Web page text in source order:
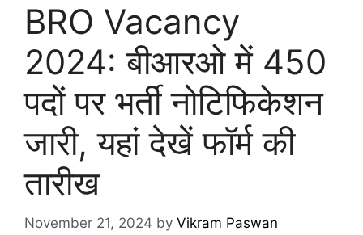
BRO Vacancy
2024: बीआरओ में 450
पदों पर भर्ती नोटिफिकेशन
जारी, यहां देखें फॉर्म की
तारीख
November 21, 2024 by Vikram Paswan